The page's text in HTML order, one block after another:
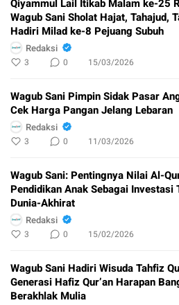
Qiyammul Lail Itikab Malam ke-25
Wagub Sani Sholat Hajat, Tahajud,
Hadiri Milad ke-8 Pejuang Subuh
Redaksi
3 0 15/03/2026
Wagub Sani Pimpin Sidak Pasar
Cek Harga Pangan Jelang Lebaran
Redaksi
3 0 11/03/2026
Wagub Sani: Pentingnya Nilai Al-
Pendidikan Anak Sebagai Investasi
Dunia-Akhirat
Redaksi
3 0 15/02/2026
Wagub Sani Hadiri Wisuda Tahfiz
Generasi Hafiz Qur’an Harapan
Berakhlak Mulia